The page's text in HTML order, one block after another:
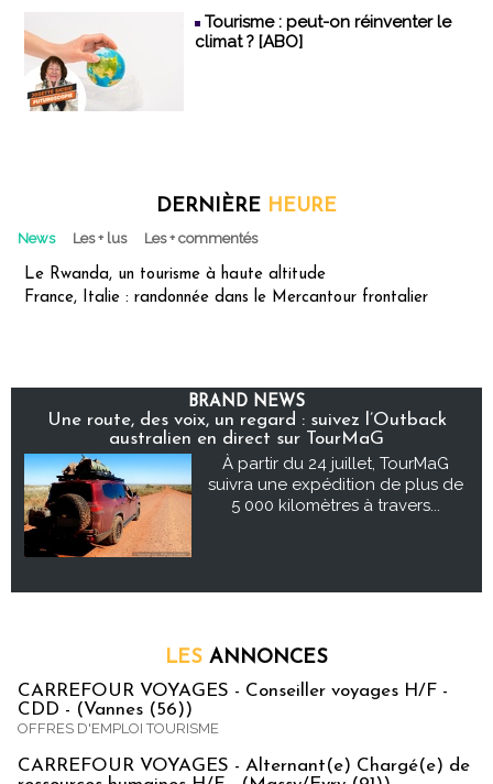
Tourisme : peut-on réinventer le
climat ? [ABO]
DERNIÈRE HEURE
News Les + lus Les + commentés
Le Rwanda, un tourisme à haute altitude
France, Italie : randonnée dans le Mercantour frontalier
BRAND NEWS
Une route, des voix, un regard : suivez l’Outback
australien en direct sur TourMaG
À partir du 24 juillet, TourMaG
suivra une expédition de plus de
5 000 kilomètres à travers...
LES ANNONCES
CARREFOUR VOYAGES - Conseiller voyages H/F -
CDD - (Vannes (56))
OFFRES D'EMPLOI TOURISME
CARREFOUR VOYAGES - Alternant(e) Chargé(e) de